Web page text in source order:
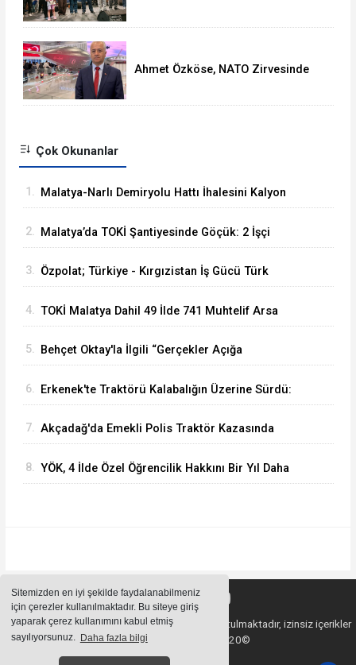
Sitemizden en iyi şekilde faydalanabilmeniz
için çerezler kullanılmaktadır. Bu siteye giriş
yaparak çerez kullanımını kabul etmiş
sayılıyorsunuz. Daha fazla bilgi
Ahmet Özköse, NATO Zirvesinde
Çok Okunanlar
1. Malatya-Narlı Demiryolu Hattı İhalesini Kalyon
2. Malatya’da TOKİ Şantiyesinde Göçük: 2 İşçi
3. Özpolat; Türkiye - Kırgızistan İş Gücü Türk
4. TOKİ Malatya Dahil 49 İlde 741 Muhtelif Arsa
5. Behçet Oktay'la İlgili “Gerçekler Açığa
6. Erkenek'te Traktörü Kalabalığın Üzerine Sürdü:
7. Akçadağ'da Emekli Polis Traktör Kazasında
8. YÖK, 4 İlde Özel Öğrencilik Hakkını Bir Yıl Daha
Sitemizde bulunan içeriklerin tüm hakları saklı tutulmaktadır, izinsiz içerikler
kullanılamaz. Copyright 2020©